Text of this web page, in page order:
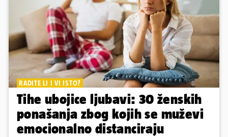
RADITE LI I VI ISTO?
Tihe ubojice ljubavi: 30 ženskih
ponašanja zbog kojih se muževi
emocionalno distanciraju